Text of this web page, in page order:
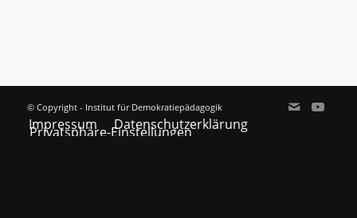
© Copyright - Institut für Demokratiepädagogik
Impressum Datenschutzerklärung
Privatsphäre-Einstellungen